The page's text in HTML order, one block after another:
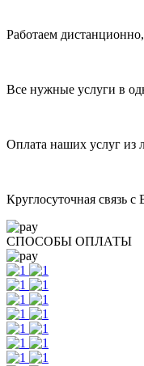
Работаем
Все нужные услуги в
Оплата наших услуг из
Круглосуточная связь
СПОСОБЫ ОПЛАТЫ